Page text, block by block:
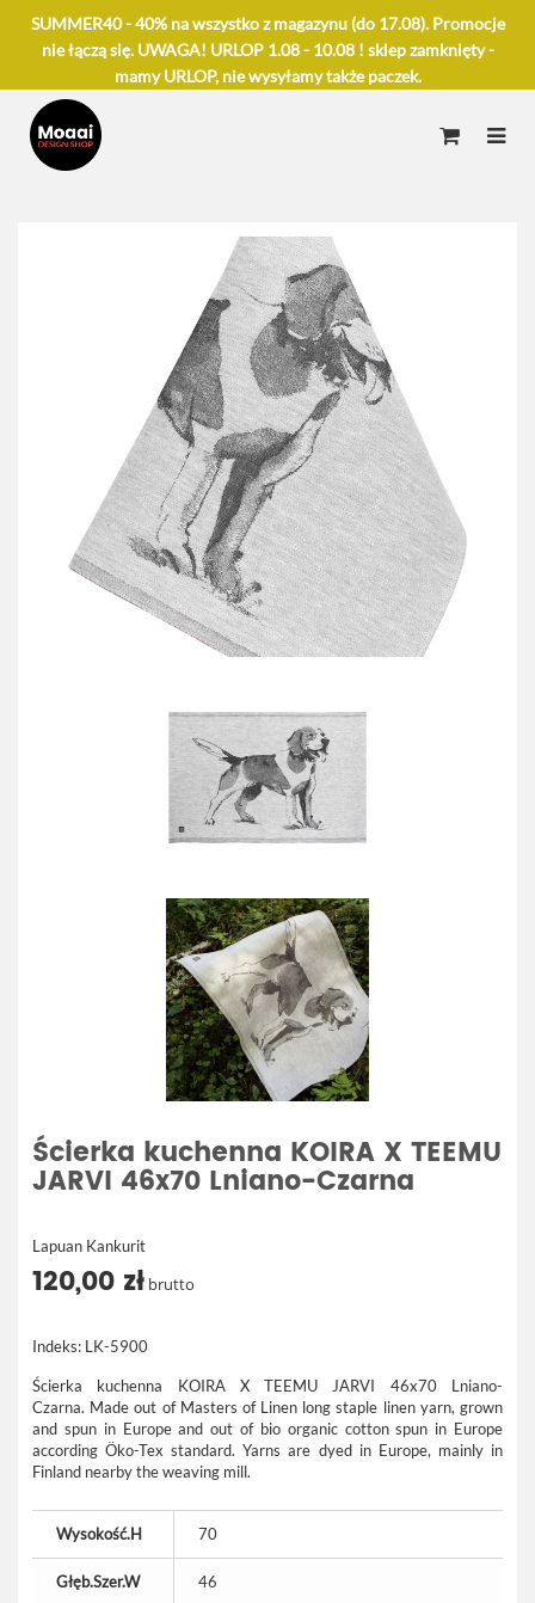
SUMMER40 - 40% na wszystko z magazynu (do 17.08). Promocje
nie łączą się. UWAGA! URLOP 1.08 - 10.08 ! sklep zamknięty -
mamy URLOP, nie wysyłamy także paczek.
Ścierka kuchenna KOIRA X TEEMU
JARVI 46x70 Lniano-Czarna
Lapuan Kankurit
120,00 zł brutto
Indeks: LK-5900
Ścierka kuchenna KOIRA X TEEMU JARVI 46x70 Lniano-
Czarna. Made out of Masters of Linen long staple linen yarn, grown
and spun in Europe and out of bio organic cotton spun in Europe
according Öko-Tex standard. Yarns are dyed in Europe, mainly in
Finland nearby the weaving mill.
Wysokość.H 70
Głęb.Szer.W 46